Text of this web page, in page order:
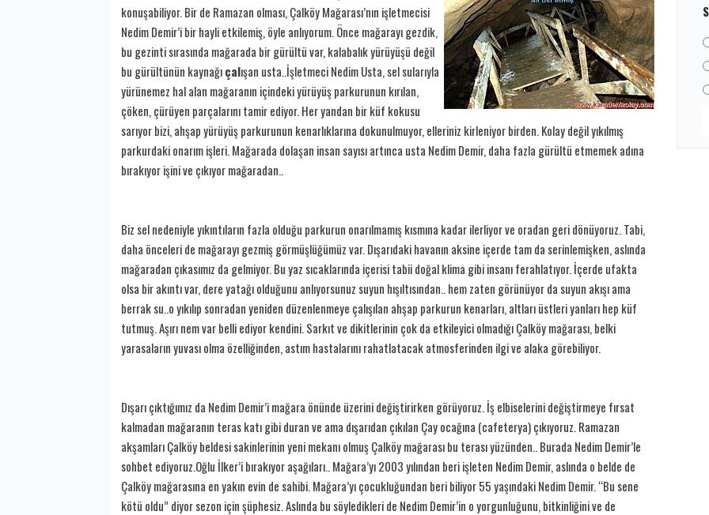
konuşabiliyor. Bir de Ramazan olması, Çalköy Mağarası’nın işletmecisi
Nedim Demir’i bir hayli etkilemiş, öyle anlıyorum. Önce mağarayı gezdik,
bu gezinti sırasında mağarada bir gürültü var, kalabalık yürüyüşü değil
bu gürültünün kaynağıçalışan usta..İşletmeci Nedim Usta, sel sularıyla
yürünemez hal alan mağaranın içindeki yürüyüş parkurunun kırılan,
çöken, çürüyen parçalarını tamir ediyor. Her yandan bir küf kokusu
sarıyor bizi, ahşap yürüyüş parkurunun kenarlıklarına dokunulmuyor, elleriniz kirleniyor birden. Kolay değil yıkılmış
parkurdaki onarım işleri. Mağarada dolaşan insan sayısı artınca usta Nedim Demir, daha fazla gürültü etmemek adına
bırakıyor işini ve çıkıyor mağaradan..
Biz sel nedeniyle yıkıntıların fazla olduğu parkurun onarılmamış kısmına kadar ilerliyor ve oradan geri dönüyoruz. Tabi,
daha önceleri de mağarayı gezmiş görmüşlüğümüz var. Dışarıdaki havanın aksine içerde tam da serinlemişken, aslında
mağaradan çıkasımız da gelmiyor. Bu yaz sıcaklarında içerisi tabii doğal klima gibi insanı ferahlatıyor. İçerde ufakta
olsa bir akıntı var, dere yatağı olduğunu anlıyorsunuz suyun hışıltısından.. hem zaten görünüyor da suyun akışı ama
berrak su..o yıkılıp sonradan yeniden düzenlenmeye çalışılan ahşap parkurun kenarları, altları üstleri yanları hep küf
tutmuş. Aşırı nem var belli ediyor kendini. Sarkıt ve dikitlerinin çok da etkileyici olmadığı Çalköy mağarası, belki
yarasaların yuvası olma özelliğinden, astım hastalarını rahatlatacak atmosferinden ilgi ve alaka görebiliyor.
Dışarı çıktığımız da Nedim Demir’i mağara önünde üzerini değiştirirken görüyoruz. İş elbiselerini değiştirmeye fırsat
kalmadan mağaranın teras katı gibi duran ve ama dışarıdan çıkılan Çay ocağına (cafeterya) çıkıyoruz. Ramazan
akşamları Çalköy beldesi sakinlerinin yeni mekanı olmuş Çalköy mağarası bu terası yüzünden.. Burada Nedim Demir’le
sohbet ediyoruz.Oğlu İlker’i bırakıyor aşağıları.. Mağara’yı 2003 yılından beri işleten Nedim Demir, aslında o belde de
Çalköy mağarasına en yakın evin de sahibi. Mağara’yı çocukluğundan beri biliyor 55 yaşındaki Nedim Demir. “Bu sene
kötü oldu” diyor sezon için şüphesiz. Aslında bu söyledikleri de Nedim Demir’in o yorgunluğunu, bitkinliğini ve de